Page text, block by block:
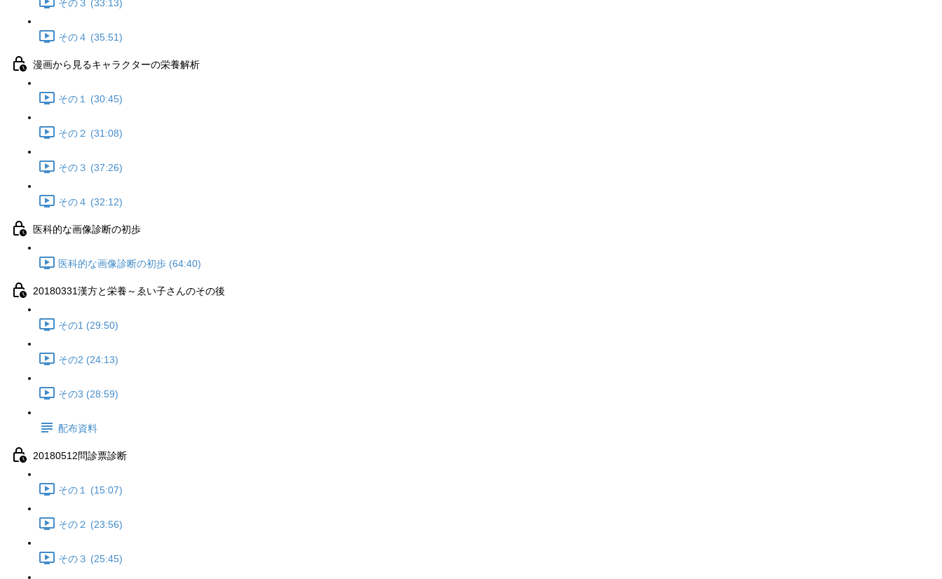
その３ (33:13)
その４ (35:51)
漫画から見るキャラクターの栄養解析
その１ (30:45)
その２ (31:08)
その３ (37:26)
その４ (32:12)
医科的な画像診断の初歩
医科的な画像診断の初歩 (64:40)
20180331漢方と栄養～ゑい子さんのその後
その1 (29:50)
その2 (24:13)
その3 (28:59)
配布資料
20180512問診票診断
その１ (15:07)
その２ (23:56)
その３ (25:45)